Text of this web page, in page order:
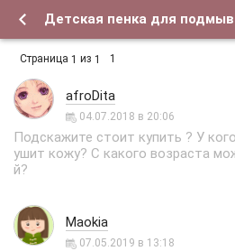
Страница 1 из 1 1
afroDita
04.07.2018 в 20:06
Подскажите стоит купить ? У
ушит кожу? С какого возраста
й?
Maokia
07.05.2019 в 13:18